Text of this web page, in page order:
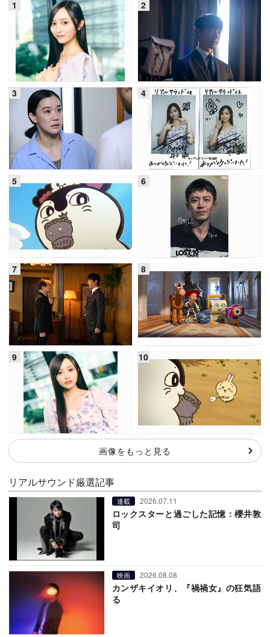
画像をもっと見る
リアルサウンド厳選記事
連載 2026.07.11
ロックスターと過ごした記憶：櫻井敦
司
映画 2026.08.08
カンザキイオリ、『禍禍女』の狂気語
る